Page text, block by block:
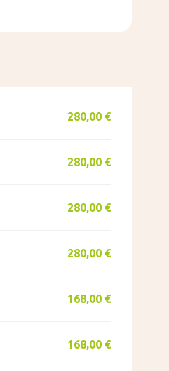
280,00 €
280,00 €
280,00 €
280,00 €
168,00 €
168,00 €